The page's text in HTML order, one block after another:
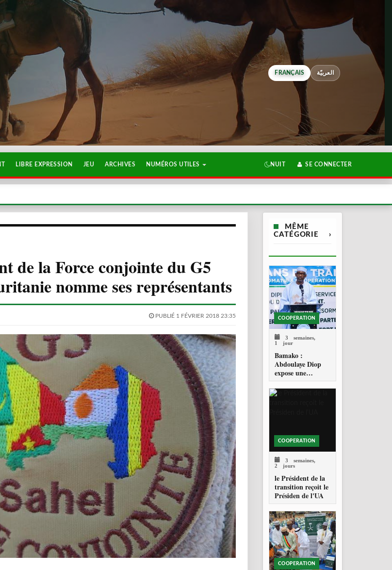
FRANÇAIS العربيّة
LIBRE EXPRESSION JEU ARCHIVES NUMÉROS UTILES NUIT SE CONNECTER
de la Force conjointe du G5
nomme ses représentants
PUBLIÉ 1 FÉVRIER 2018 23:35
MÊME
CATÉGORIE
›
COOPERATION
3 semaines,
1 jour
Bamako :
Abdoulaye Diop
expose une
diplomatie
malienne fondée
sur la souveraineté
COOPERATION
3 semaines,
2 jours
le Président de la
transition reçoit le
Présiden de l'UA
COOPERATION